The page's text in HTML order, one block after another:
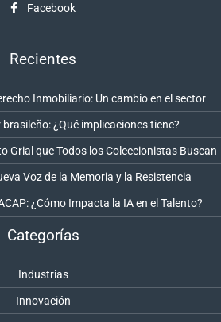
Facebook
Recientes
Inmobiliario: Un cambio en el sector
¿Qué implicaciones tiene?
Grial que Todos los Coleccionistas Buscan
Voz de la Memoria y la Resistencia
¿Cómo Impacta la IA en el Talento?
Categorías
Industrias
Innovación